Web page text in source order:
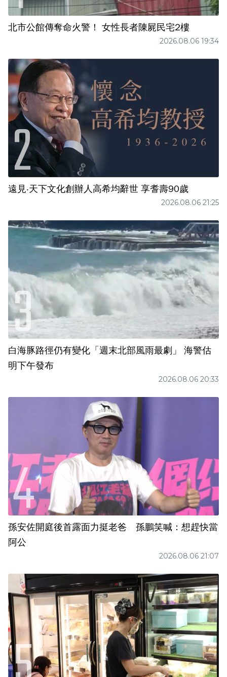
北市公館傳奪命火警！ 女性長者陳屍民宅2樓
2026.08.06 19:34
遠見‧天下文化創辦人高希均辭世 享耆壽90歲
2026.08.06 21:25
白海豚路徑仍有變化「週末北部風雨最劇」 海警估
明下午發布
2026.08.06 20:33
孫安佐開庭後首露面力挺老爸 孫鵬笑喊：想趕快當
阿公
2026.08.06 21:07